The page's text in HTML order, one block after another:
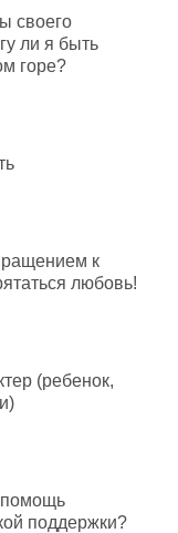
своего
ли я быть
горе?
к
любовь!
(ребенок,
помощь
поддержки?